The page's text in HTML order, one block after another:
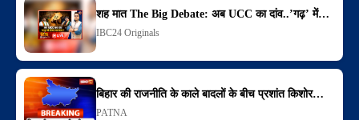
शह मात The Big Debate: अब UCC का दांव..’गढ़’ में…
IBC24 Originals
बिहार की राजनीति के काले बादलों के बीच प्रशांत किशोर…
PATNA